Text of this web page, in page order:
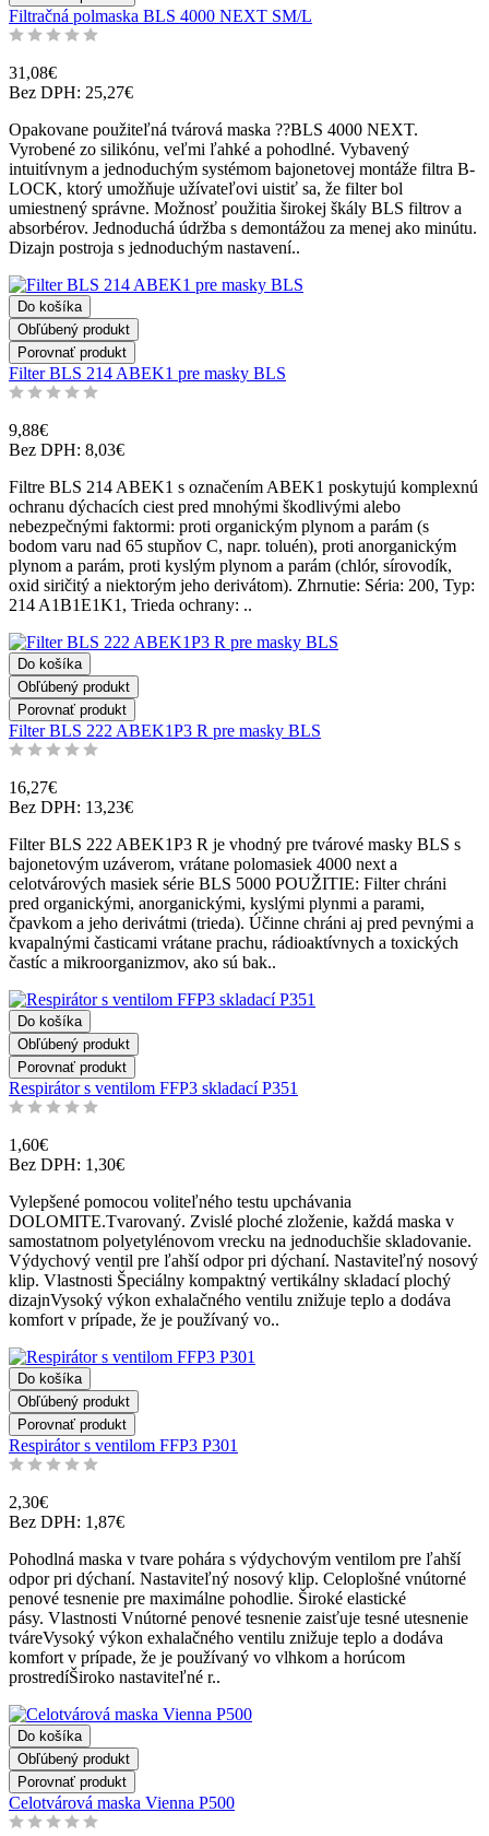
Filtračná polmaska BLS 4000 NEXT SM/L
31,08€
Bez DPH: 25,27€
Opakovane použiteľná tvárová maska ??BLS 4000 NEXT.
Vyrobené zo silikónu, veľmi ľahké a pohodlné. Vybavený
intuitívnym a jednoduchým systémom bajonetovej montáže filtra B-
LOCK, ktorý umožňuje užívateľovi uistiť sa, že filter bol
umiestnený správne. Možnosť použitia širokej škály BLS filtrov a
absorbérov. Jednoduchá údržba s demontážou za menej ako minútu.
Dizajn postroja s jednoduchým nastavení..
Do košíka
Obľúbený produkt
Porovnať produkt
Filter BLS 214 ABEK1 pre masky BLS
9,88€
Bez DPH: 8,03€
Filtre BLS 214 ABEK1 s označením ABEK1 poskytujú komplexnú
ochranu dýchacích ciest pred mnohými škodlivými alebo
nebezpečnými faktormi: proti organickým plynom a parám (s
bodom varu nad 65 stupňov C, napr. toluén), proti anorganickým
plynom a parám, proti kyslým plynom a parám (chlór, sírovodík,
oxid siričitý a niektorým jeho derivátom). Zhrnutie: Séria: 200, Typ:
214 A1B1E1K1, Trieda ochrany: ..
Do košíka
Obľúbený produkt
Porovnať produkt
Filter BLS 222 ABEK1P3 R pre masky BLS
16,27€
Bez DPH: 13,23€
Filter BLS 222 ABEK1P3 R je vhodný pre tvárové masky BLS s
bajonetovým uzáverom, vrátane polomasiek 4000 next a
celotvárových masiek série BLS 5000 POUŽITIE: Filter chráni
pred organickými, anorganickými, kyslými plynmi a parami,
čpavkom a jeho derivátmi (trieda). Účinne chráni aj pred pevnými a
kvapalnými časticami vrátane prachu, rádioaktívnych a toxických
častíc a mikroorganizmov, ako sú bak..
Do košíka
Obľúbený produkt
Porovnať produkt
Respirátor s ventilom FFP3 skladací P351
1,60€
Bez DPH: 1,30€
Vylepšené pomocou voliteľného testu upchávania
DOLOMITE.Tvarovaný. Zvislé ploché zloženie, každá maska v
samostatnom polyetylénovom vrecku na jednoduchšie skladovanie.
Výdychový ventil pre ľahší odpor pri dýchaní. Nastaviteľný nosový
klip. Vlastnosti Špeciálny kompaktný vertikálny skladací plochý
dizajnVysoký výkon exhalačného ventilu znižuje teplo a dodáva
komfort v prípade, že je používaný vo..
Do košíka
Obľúbený produkt
Porovnať produkt
Respirátor s ventilom FFP3 P301
2,30€
Bez DPH: 1,87€
Pohodlná maska v tvare pohára s výdychovým ventilom pre ľahší
odpor pri dýchaní. Nastaviteľný nosový klip. Celoplošné vnútorné
penové tesnenie pre maximálne pohodlie. Široké elastické
pásy. Vlastnosti Vnútorné penové tesnenie zaisťuje tesné utesnenie
tváreVysoký výkon exhalačného ventilu znižuje teplo a dodáva
komfort v prípade, že je používaný vo vlhkom a horúcom
prostredíŠiroko nastaviteľné r..
Do košíka
Obľúbený produkt
Porovnať produkt
Celotvárová maska Vienna P500